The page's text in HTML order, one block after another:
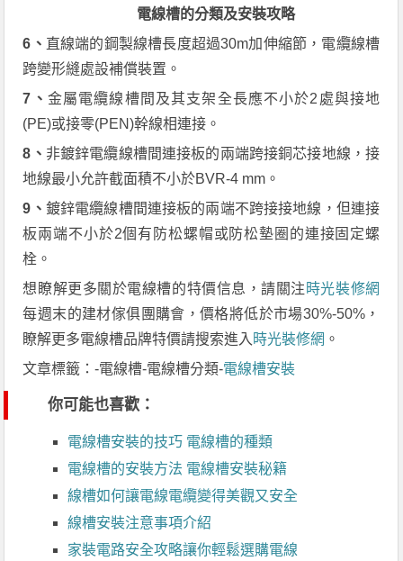
電線槽的分類及安裝攻略
6、 直線端的鋼製線槽長度超過30m加伸縮節，電纜線槽
跨變形縫處設補償裝置。
7、 金屬電纜線槽間及其支架全長應不小於2處與接地
(PE)或接零(PEN)幹線相連接。
8、 非鍍鋅電纜線槽間連接板的兩端跨接銅芯接地線，接
地線最小允許截面積不小於BVR-4 mm。
9、 鍍鋅電纜線槽間連接板的兩端不跨接接地線，但連接
板兩端不小於2個有防松螺帽或防松墊圈的連接固定螺
栓。
想瞭解更多關於電線槽的特價信息，請關注 時光裝修網
每週末的建材傢俱團購會，價格將低於市場30%-50%，
瞭解更多電線槽品牌特價請搜索進入 時光裝修網 。
文章標籤：-電線槽-電線槽分類-電線槽安裝
你可能也喜歡：
電線槽安裝的技巧 電線槽的種類
電線槽的安裝方法 電線槽安裝秘籍
線槽如何讓電線電纜變得美觀又安全
線槽安裝注意事項介紹
家裝電路安全攻略讓你輕鬆選購電線